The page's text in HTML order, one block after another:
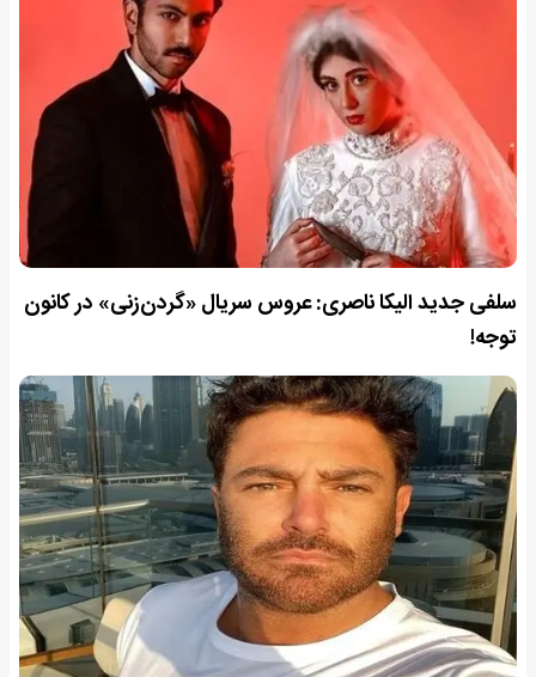
سلفی جدید الیکا ناصری: عروس سریال «گردن‌زنی» در کانون
توجه!